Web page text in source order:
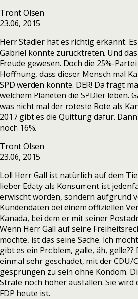
Tront Olsen
23.06, 2015
Herr Stadler hat es richtig erkannt.
Gabriel könnte zurücktreten. Und
Freude gewesen. Doch die 25%-
Hoffnung, dass dieser Mensch mal
SPD werden könnte. DER! Da fragt
welchem Planeten die SPDler leben.
was nicht mal der roteste Rote als
2017 gibt es die Quittung dafür.
noch 16%.
Tront Olsen
23.06, 2015
Lol! Herr Gall ist natürlich auf dem
lieber Edaty als Konsument ist
erwischt worden, sondern aufgrund
Kundendaten bei einem offiziellen
Kanada, bei dem er mit seiner
Wenn Herr Gall auf seine
möchte, ist das seine Sache. Ich
gibt es ein Problem, galle, äh, gelle??
einmal sehr geschadet, mit der CDU/
gesprungen zu sein ohne Kondom.
Strafe noch höher ausfallen. Sie wird
FDP heute ist.